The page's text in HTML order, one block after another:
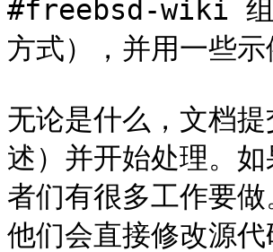
#freebsd-wiki 组吧
方式），并用一些
无论是什么，文档
述）并开始处理。
者们有很多工作要
他们会直接修改源